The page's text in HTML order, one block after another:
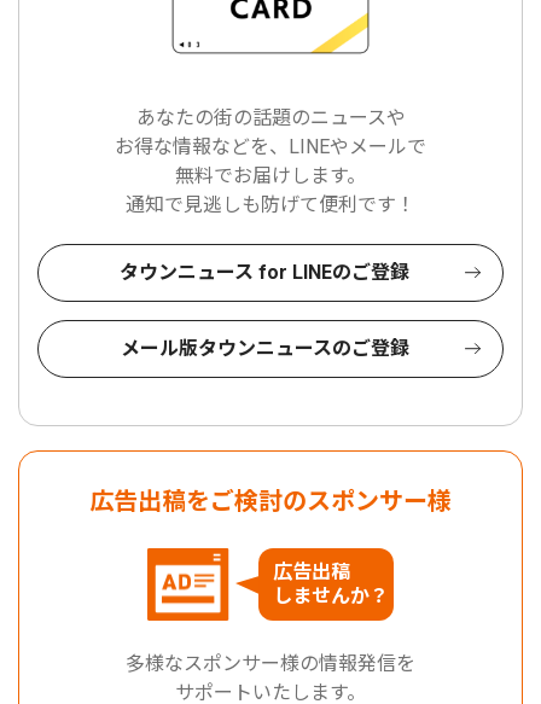
あなたの街の話題のニュースや
お得な情報などを、LINEやメールで
無料でお届けします。
通知で見逃しも防げて便利です！
タウンニュース for LINEのご登録
メール版タウンニュースのご登録
広告出稿をご検討のスポンサー様
広告出稿
しませんか？
多様なスポンサー様の情報発信を
サポートいたします。